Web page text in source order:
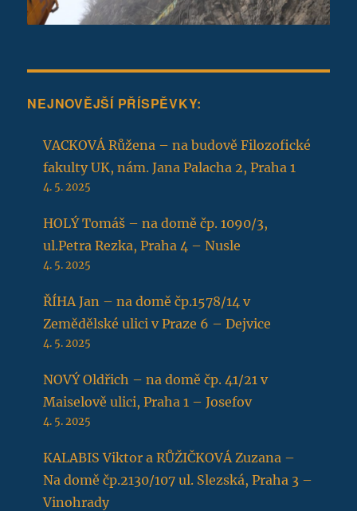
NEJNOVĚJŠÍ PŘÍSPĚVKY:
VACKOVÁ Růžena – na budově Filozofické
fakulty UK, nám. Jana Palacha 2, Praha 1
4. 5. 2025
HOLÝ Tomáš – na domě čp. 1090/3,
ul.Petra Rezka, Praha 4 – Nusle
4. 5. 2025
ŘÍHA Jan – na domě čp.1578/14 v
Zemědělské ulici v Praze 6 – Dejvice
4. 5. 2025
NOVÝ Oldřich – na domě čp. 41/21 v
Maiselově ulici, Praha 1 – Josefov
4. 5. 2025
KALABIS Viktor a RŮŽIČKOVÁ Zuzana –
Na domě čp.2130/107 ul. Slezská, Praha 3 –
Vinohrady